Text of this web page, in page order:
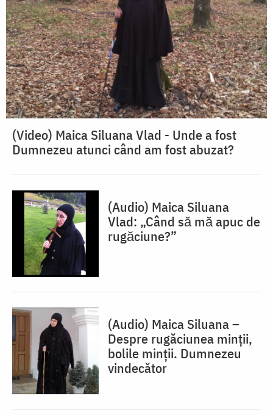
(Video) Maica Siluana Vlad - Unde a fost
Dumnezeu atunci când am fost abuzat?
(Audio) Maica Siluana
Vlad: „Când să mă apuc de
rugăciune?”
(Audio) Maica Siluana –
Despre rugăciunea minții,
bolile minții. Dumnezeu
vindecător